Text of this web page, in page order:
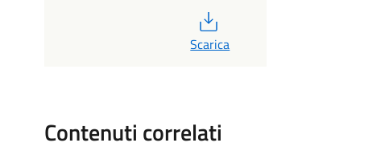
Scarica
Contenuti correlati